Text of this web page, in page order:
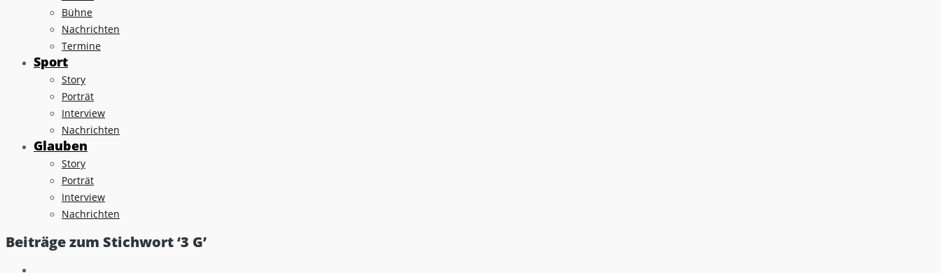
Bühne
Nachrichten
Termine
Sport
Story
Porträt
Interview
Nachrichten
Glauben
Story
Porträt
Interview
Nachrichten
Beiträge zum Stichwort ‘3 G’